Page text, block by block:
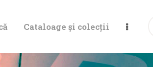
Cataloage și colecții